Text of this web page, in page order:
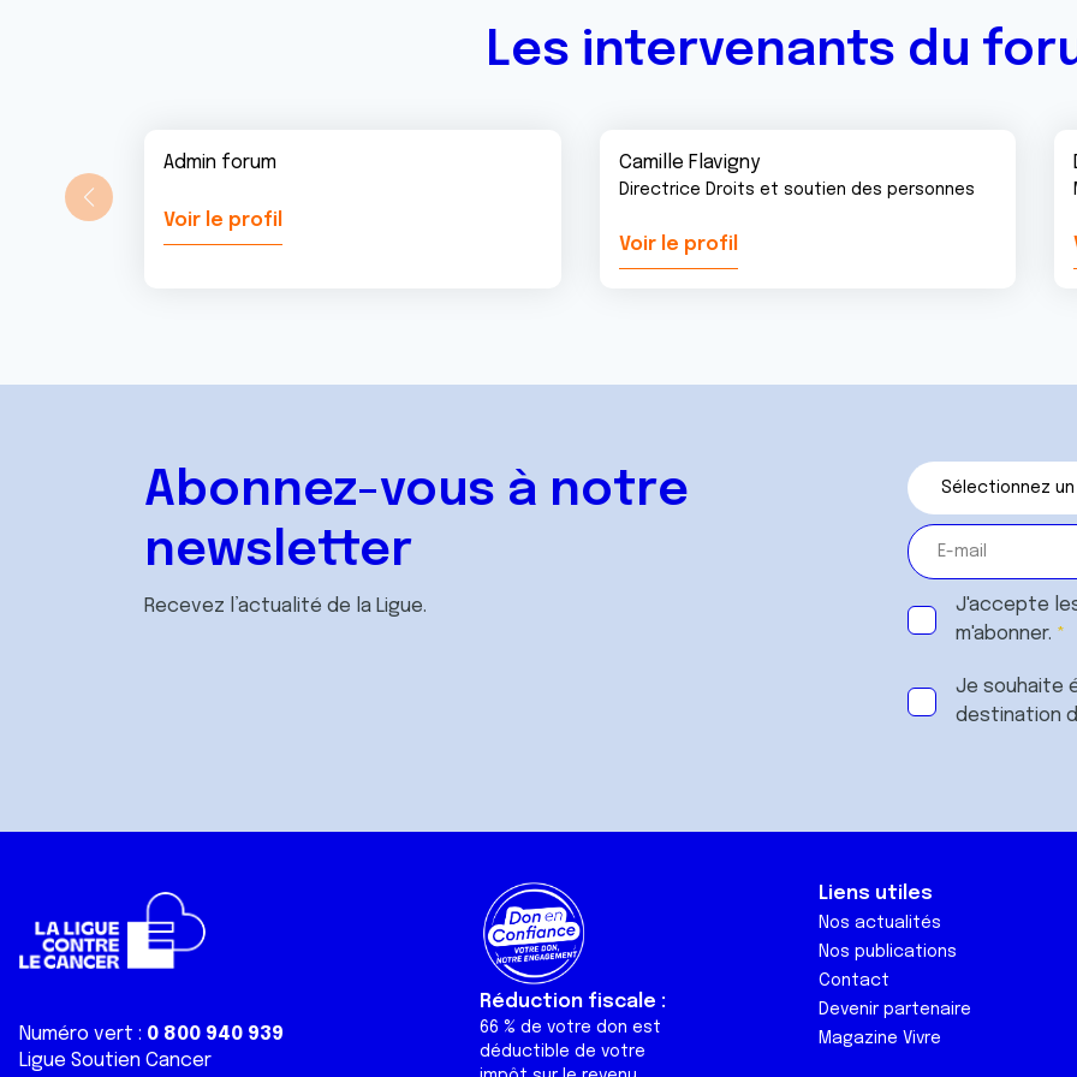
Les intervenants du
Admin forum
Voir le profil
Camille Flavigny
Directrice Droits et soutien des personnes
Voir le profil
Abonnez-vous à notre
newsletter
Recevez l’actualité de la Ligue. J'accepte
m'abonner.
Je souhaite
destination
Numéro vert : 0 800 940 939
Ligue Soutien Cancer
Réduction fiscale :
66 % de votre don est
déductible de votre
Liens utiles
Nos actualités
Nos publications
Contact
Devenir partenaire
Magazine Vivre